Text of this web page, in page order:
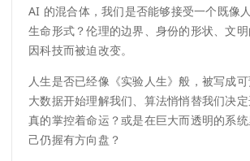
AI 的混合体，我们是否能够接受一个既像
生命形式？伦理的边界、身份的形状、文
因科技而被迫改变。
人生是否已经像《实验人生》般，被写成
大数据开始理解我们、算法悄悄替我们决
真的掌控着命运？或是在巨大而透明的系
己仍握有方向盘？